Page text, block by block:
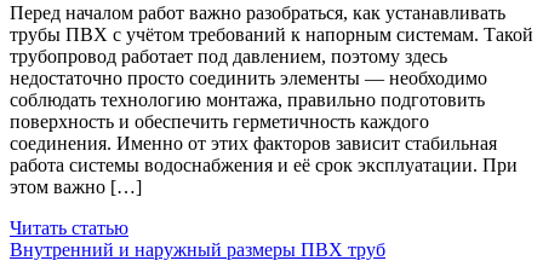
Перед началом работ важно разобраться, как устанавливать
трубы ПВХ с учётом требований к напорным системам. Такой
трубопровод работает под давлением, поэтому здесь
недостаточно просто соединить элементы — необходимо
соблюдать технологию монтажа, правильно подготовить
поверхность и обеспечить герметичность каждого
соединения. Именно от этих факторов зависит стабильная
работа системы водоснабжения и её срок эксплуатации. При
этом важно […]
Читать статью
Внутренний и наружный размеры ПВХ труб